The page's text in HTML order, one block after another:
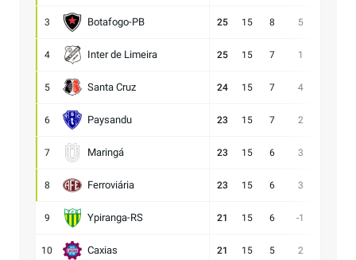
3 Botafogo-PB 25 15 8 5
4 Inter de Limeira 25 15 7 1
5 Santa Cruz 24 15 7 4
6 Paysandu 23 15 7 2
7 Maringá 23 15 6 3
8 Ferroviária 23 15 6 3
9 Ypiranga-RS 21 15 6 -1
10 Caxias 21 15 5 2